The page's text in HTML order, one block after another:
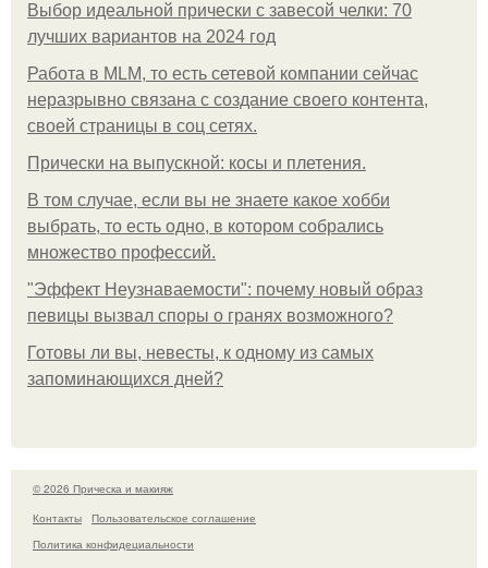
Выбор идеальной прически с завесой челки: 70
лучших вариантов на 2024 год
Работа в MLM, то есть сетевой компании сейчас
неразрывно связана с создание своего контента,
своей страницы в соц сетях.
Прически на выпускной: косы и плетения.
В том случае, если вы не знаете какое хобби
выбрать, то есть одно, в котором собрались
множество профессий.
"Эффект Неузнаваемости": почему новый образ
певицы вызвал споры о гранях возможного?
Готовы ли вы, невесты, к одному из самых
запоминающихся дней?
© 2026 Прическа и макияж
Контакты
Пользовательское соглашение
Политика конфидециальности